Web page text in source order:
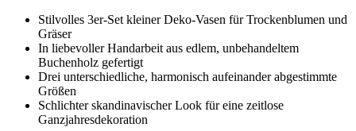
Stilvolles 3er-Set kleiner Deko-Vasen für Trockenblumen und
Gräser
In liebevoller Handarbeit aus edlem, unbehandeltem
Buchenholz gefertigt
Drei unterschiedliche, harmonisch aufeinander abgestimmte
Größen
Schlichter skandinavischer Look für eine zeitlose
Ganzjahresdekoration